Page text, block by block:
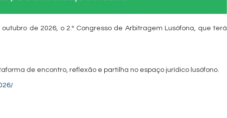
de 2026, o 2.º Congresso de Arbitragem Lusófona, que terá
de encontro, reflexão e partilha no espaço jurídico lusófono.